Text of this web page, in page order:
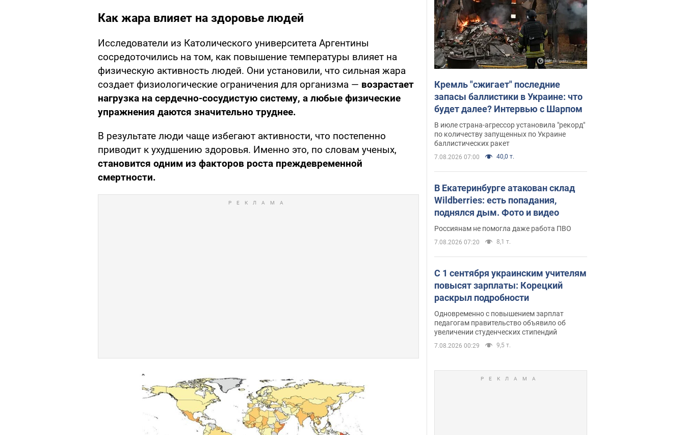
Как жара влияет на здоровье людей
Исследователи из Католического университета Аргентины
сосредоточились на том, как повышение температуры влияет на
физическую активность людей. Они установили, что сильная жара
создает физиологические ограничения для организма — возрастает
нагрузка на сердечно-сосудистую систему, а любые физические
упражнения даются значительно труднее.
В результате люди чаще избегают активности, что постепенно
приводит к ухудшению здоровья. Именно это, по словам ученых,
становится одним из факторов роста преждевременной
смертности.
Кремль "сжигает" последние
запасы баллистики в Украине: что
будет далее? Интервью с Шарпом
В июле страна-агрессор установила "рекорд"
по количеству запущенных по Украине
баллистических ракет
7.08.2026 07:00 40,0 т.
В Екатеринбурге атакован склад
Wildberries: есть попадания,
поднялся дым. Фото и видео
Россиянам не помогла даже работа ПВО
7.08.2026 07:20 8,1 т.
С 1 сентября украинским учителям
повысят зарплаты: Корецкий
раскрыл подробности
Одновременно с повышением зарплат
педагогам правительство объявило об
увеличении студенческих стипендий
7.08.2026 00:29 9,5 т.